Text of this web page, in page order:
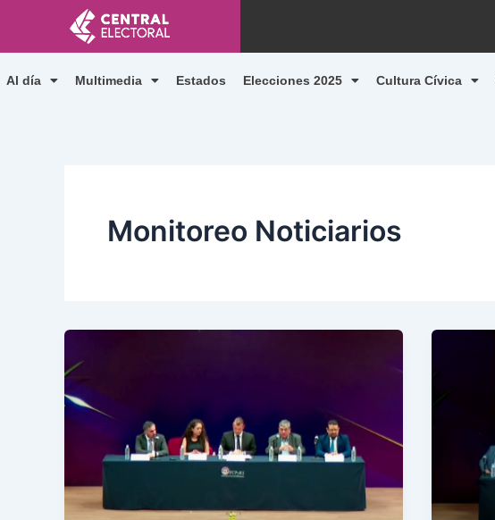
contenido
Al día Multimedia Estados Elecciones 2025 Cultura Cívica
Monitoreo Noticiarios